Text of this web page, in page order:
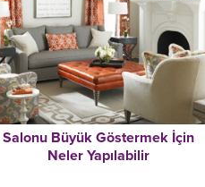
Salonu Büyük Göstermek İçin
Neler Yapılabilir